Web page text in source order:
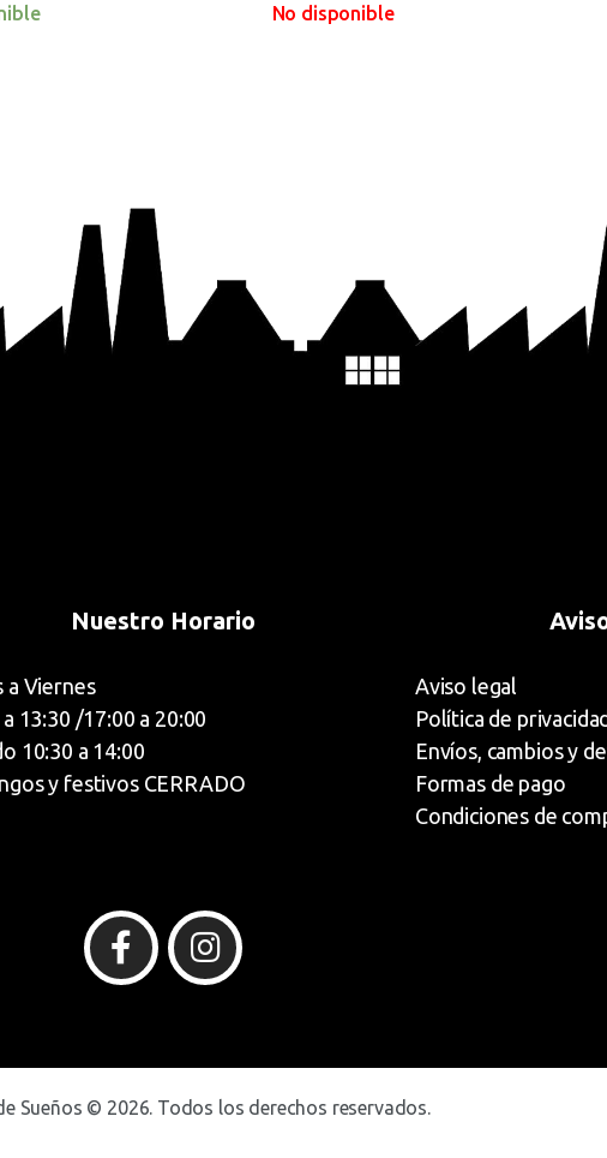
No disponible
Nuestro Horario
a Viernes
a 13:30 /17:00 a 20:00
10:30 a 14:00
y festivos CERRADO
Aviso legal
Política de privacidad
Envíos, cambios y
Formas de pago
Condiciones de
Sueños © 2026. Todos los derechos reservados.